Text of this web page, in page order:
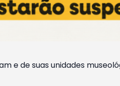
e de suas unidades